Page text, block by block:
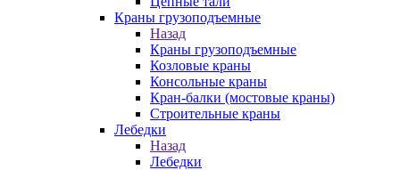
Краны грузоподъемные
Назад
Краны грузоподъемные
Козловые краны
Консольные краны
Кран-балки (мостовые краны)
Строительные краны
Лебедки
Назад
Лебедки